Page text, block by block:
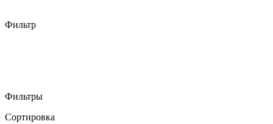
Фильтр
Фильтры
Сортировка